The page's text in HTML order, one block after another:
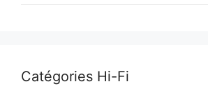
Catégories Hi-Fi